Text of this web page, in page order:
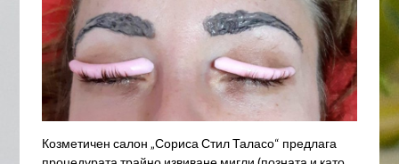
Козметичен салон „Сориса Стил Таласо“ предлага